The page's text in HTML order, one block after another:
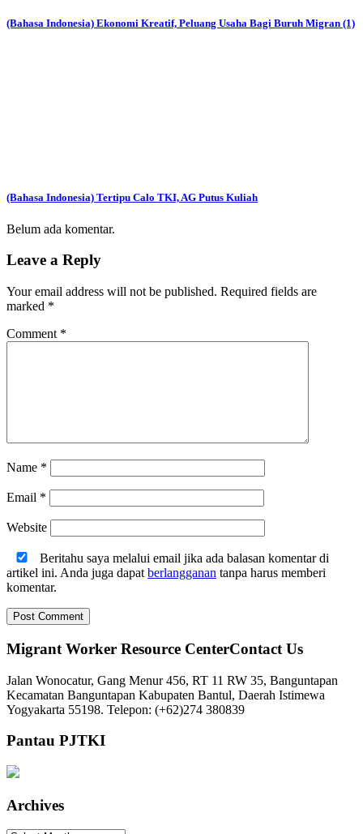
(Bahasa Indonesia) Ekonomi Kreatif, Peluang Usaha Bagi Buruh Migran (1)
(Bahasa Indonesia) Tertipu Calo TKI, AG Putus Kuliah
Belum ada komentar.
Leave a Reply
Your email address will not be published. Required fields are
marked *
Comment *
Name *
Email *
Website
Beritahu saya melalui email jika ada balasan komentar di
artikel ini. Anda juga dapat berlangganan tanpa harus memberi
komentar.
Migrant Worker Resource CenterContact Us
Jalan Wonocatur, Gang Menur 456, RT 11 RW 35, Banguntapan
Kecamatan Banguntapan Kabupaten Bantul, Daerah Istimewa
Yogyakarta 55198. Telepon: (+62)274 380839
Pantau PJTKI
Archives